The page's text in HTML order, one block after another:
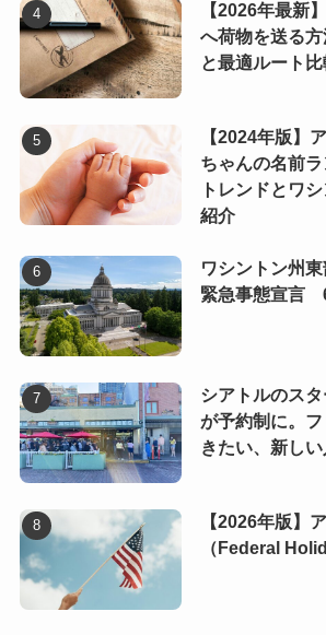
【2026年最新
へ荷物を送る
と最適ルート比
【2024年版】
ちゃんの名前
トレンドとワ
紹介
ワシントン州
緊急事態宣言
シアトルのス
が予約制に。
きたい、新し
【2026年版】
（Federal